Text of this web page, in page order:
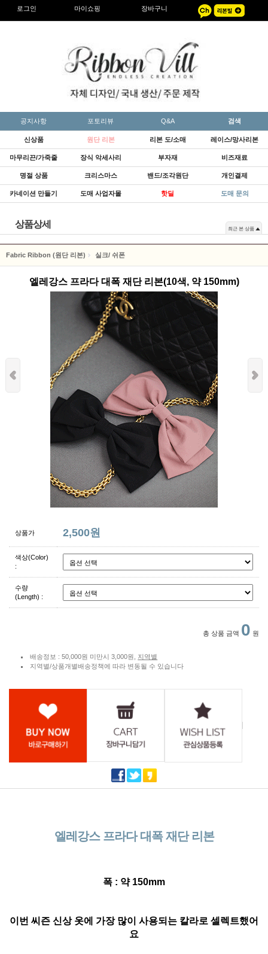
로그인 마이쇼핑 장바구니
공지사항 포토리뷰 Q&A 검색
신상품 원단 리본 리본 도/소매 레이스/망사리본
마무리끈/가죽줄 장식 악세사리 부자재 비즈재료
명절 상품 크리스마스 밴드/조각원단 개인결제
카네이션 만들기 도매 사업자몰 핫딜 도매 문의
상품상세
Fabric Ribbon (원단 리본) 실크/ 쉬폰
최근 본 상품
엘레강스 프라다 대폭 재단 리본(10색, 약 150mm)
상품가 2,500원
색상(Color)
:
수량
(Length) :
총 상품 금액 0 원
배송정보 : 50,000원 미만시 3,000원, 지역별
지역별/상품개별배송정책에 따라 변동될 수 있습니다
엘레강스 프라다 대폭 재단 리본
폭 : 약 150mm
이번 씨즌 신상 옷에 가장 많이 사용되는 칼라로 셀렉트했어
요